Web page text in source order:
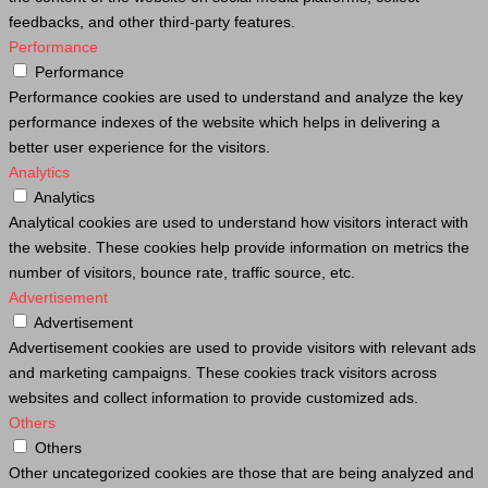
feedbacks, and other third-party features.
Performance
Performance
Performance cookies are used to understand and analyze the key
performance indexes of the website which helps in delivering a
better user experience for the visitors.
Analytics
Analytics
Analytical cookies are used to understand how visitors interact with
the website. These cookies help provide information on metrics the
number of visitors, bounce rate, traffic source, etc.
Advertisement
Advertisement
Advertisement cookies are used to provide visitors with relevant ads
and marketing campaigns. These cookies track visitors across
websites and collect information to provide customized ads.
Others
Others
Other uncategorized cookies are those that are being analyzed and